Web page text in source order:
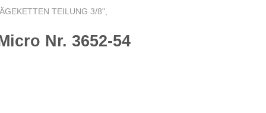
TEILUNG 3/8",
Nr. 3652-54